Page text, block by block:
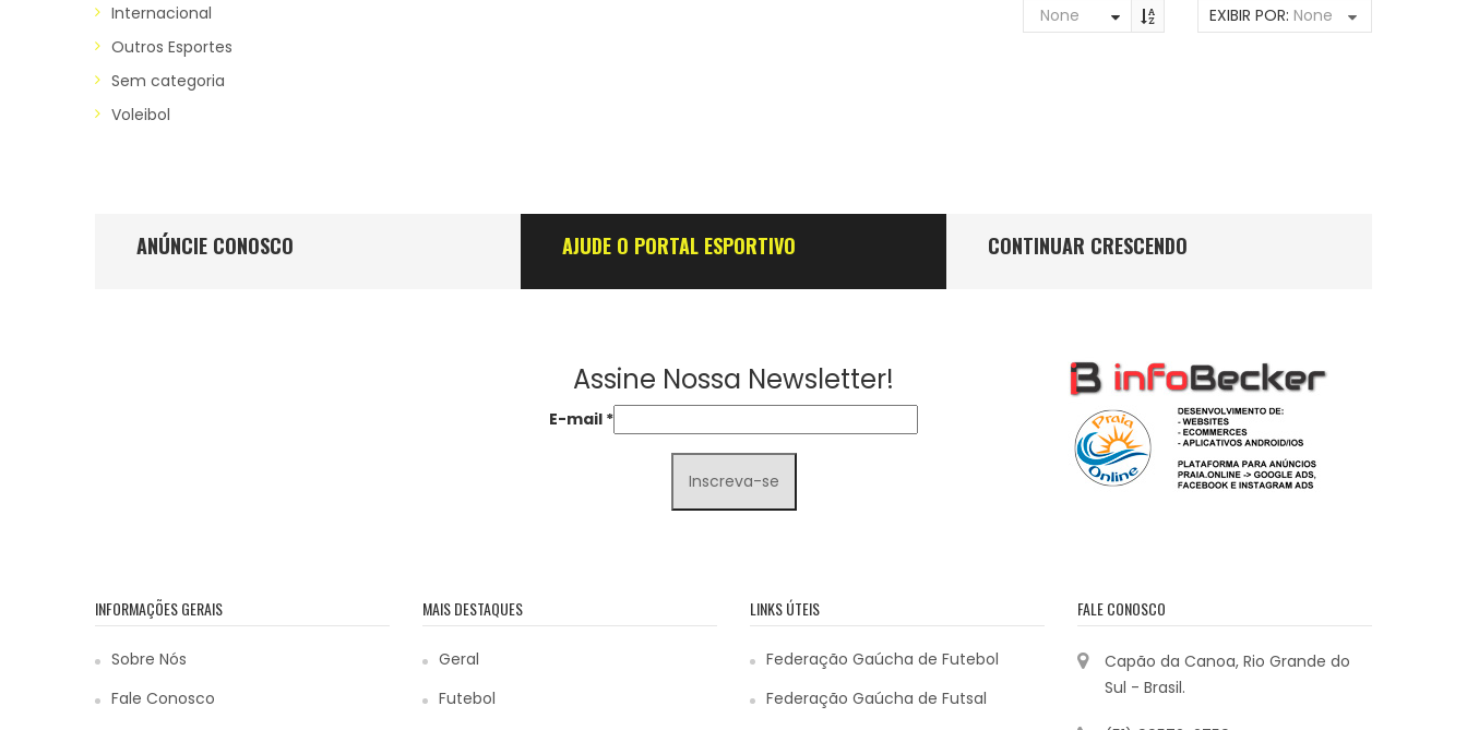
Internacional
Outros Esportes
Sem categoria
Voleibol
None EXIBIR POR: None
ANÚNCIE CONOSCO AJUDE O PORTAL ESPORTIVO CONTINUAR CRESCENDO
Assine Nossa Newsletter!
E-mail *
INFORMAÇÕES GERAIS
Sobre Nós
Fale Conosco
MAIS DESTAQUES
Geral
Futebol
LINKS ÚTEIS
Federação Gaúcha de Futebol
Federação Gaúcha de Futsal
FALE CONOSCO
Capão da Canoa, Rio Grande do
Sul - Brasil.